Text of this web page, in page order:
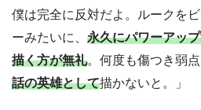
僕は完全に反対だよ。ルークを
ーみたいに、 永久にパワーアッ
描く方が無礼。何度も傷つき弱点
話の英雄として描かないと。」